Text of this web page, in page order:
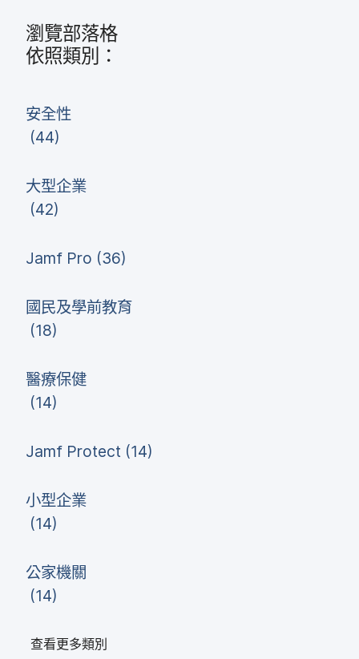
瀏覽部​落格
依​照​類別：
安全性
(44)
大型​企業
(42)
Jamf Pro (36)
國民​及​學前​教育
(18)
醫療​保健
(14)
Jamf Protect (14)
小型​企業
(14)
公家​機關
(14)
查​看​更多​類別